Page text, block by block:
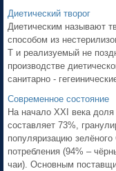
Диетический творог
Диетическим называют
способом из
Т и реализуемый не
производстве
санитарно -
Современное состояние
На начало XXI века доля
составляет 73%,
популяризацию
потребления (94% –
чаи). Основным